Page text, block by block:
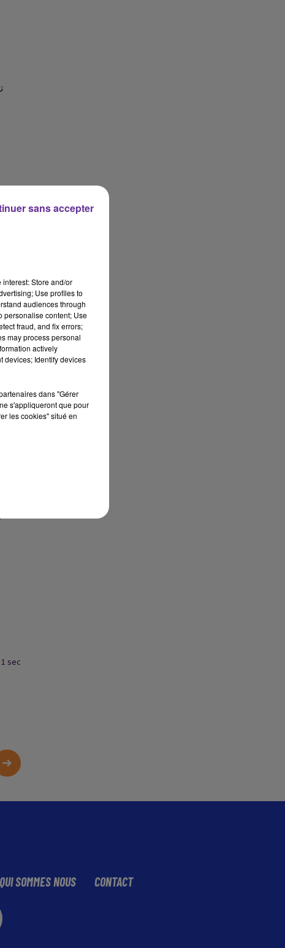
sec
QUI SOMMES NOUS CONTACT
Store and/or
Use profiles to
audiences through
personalise content; Use
fraud, and fix errors;
may process personal
actively
devices; Identify devices
dans "Gérer
s'appliqueront que pour
les cookies" situé en
sans accepter